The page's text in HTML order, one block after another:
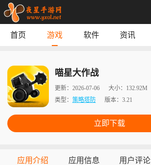
专题 榜单
首页 游戏 软件 资讯
喵星大作战
更新： 2026-07-06 大小： 132.92M
类型： 策略塔防 版本： 3.21
立即下载
应用介绍 应用信息 用户评论